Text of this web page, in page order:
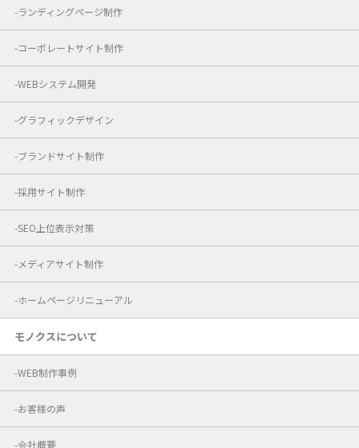
ランディングページ制作
コーポレートサイト制作
WEBシステム開発
グラフィックデザイン
ブランドサイト制作
採用サイト制作
SEO上位表示対策
メディアサイト制作
ホームページリニューアル
モノクスについて
WEB制作事例
お客様の声
会社概要